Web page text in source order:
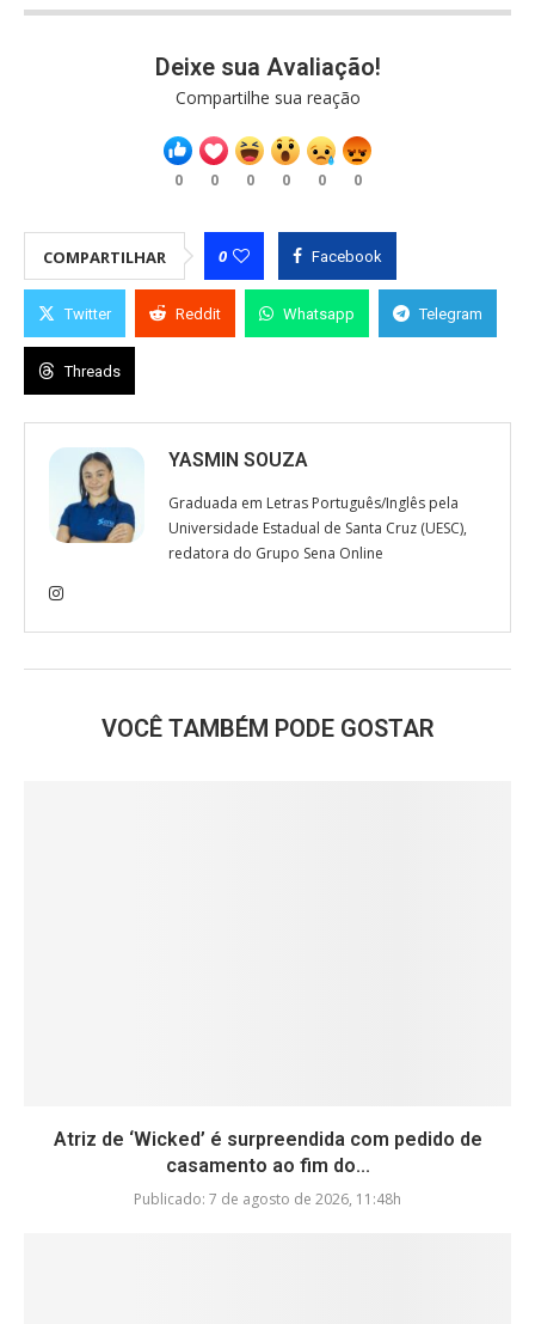
Deixe sua Avaliação!
Compartilhe sua reação
0 0 0 0 0 0
COMPARTILHAR 0 Facebook
Twitter Reddit Whatsapp Telegram
Threads
YASMIN SOUZA
Graduada em Letras Português/Inglês pela
Universidade Estadual de Santa Cruz (UESC),
redatora do Grupo Sena Online
VOCÊ TAMBÉM PODE GOSTAR
Atriz de ‘Wicked’ é surpreendida com pedido de
casamento ao fim do...
Publicado: 7 de agosto de 2026, 11:48h